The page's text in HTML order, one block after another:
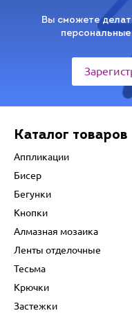
Вы сможете
Каталог товаров
Аппликации
Бисер
Бегунки
Кнопки
Алмазная мозаика
Ленты отделочные
Тесьма
Крючки
Застежки